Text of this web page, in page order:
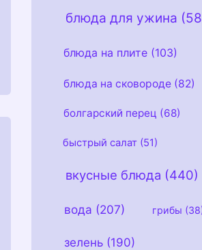
блюда для ужина
блюда на плите (103)
блюда на сковороде (82)
болгарский перец (68)
быстрый салат (51)
вкусные блюда (440)
вода (207) грибы
зелень (190)